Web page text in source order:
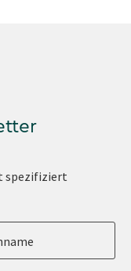
spezifiziert